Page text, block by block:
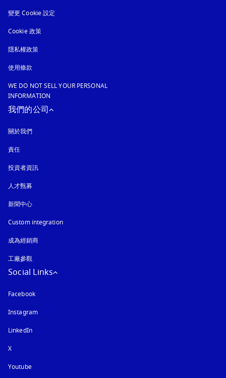
變更 Cookie 設定
Cookie 政策以新標籤頁開啟
隱私權政策
使用條款
WE DO NOT SELL YOUR PERSONAL
INFORMATION
我們的公司
關於我們
責任
投資者資訊
人才甄募
新聞中心
Custom integration
成為經銷商
工廠參觀
Social Links
Facebook
Instagram以新標籤頁開啟
LinkedIn
X
Youtube以新標籤頁開啟